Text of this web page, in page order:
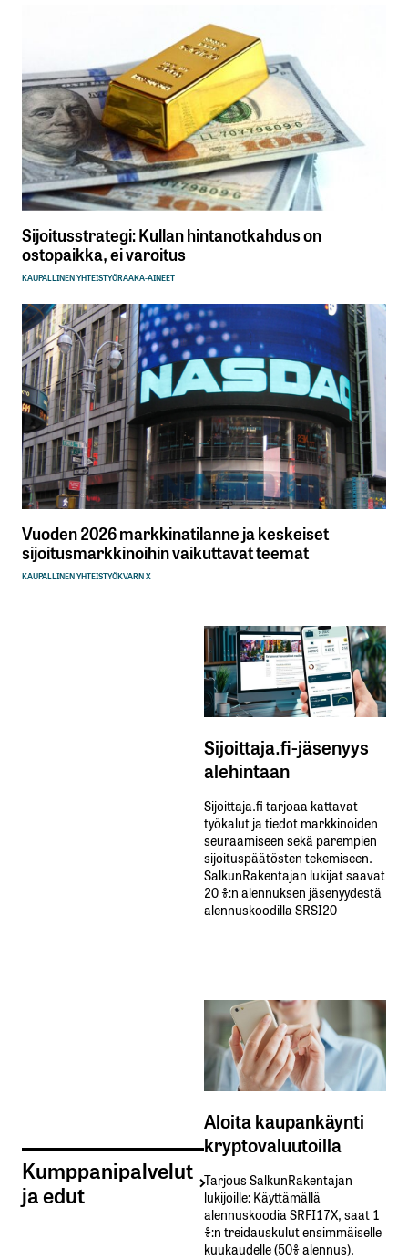
Sijoitusstrategi: Kullan hintanotkahdus on
ostopaikka, ei varoitus
KAUPALLINEN YHTEISTYÖRAAKA-AINEET
Vuoden 2026 markkinatilanne ja keskeiset
sijoitusmarkkinoihin vaikuttavat teemat
KAUPALLINEN YHTEISTYÖKVARN X
Kumppanipalvelut
ja edut
Sijoittaja.fi-jäsenyys
alehintaan
Sijoittaja.fi tarjoaa kattavat
työkalut ja tiedot markkinoiden
seuraamiseen sekä parempien
sijoituspäätösten tekemiseen.
SalkunRakentajan lukijat saavat
20 %:n alennuksen jäsenyydestä
alennuskoodilla SRSI20
Aloita kaupankäynti
kryptovaluutoilla
Tarjous SalkunRakentajan
lukijoille: Käyttämällä​ ​
alennuskoodia​ ​SRFI17X,​ ​saat​ ​1
%:n treidauskulut​ ​ensimmäiselle​ ​
kuukaudelle​ ​(50%​ ​alennus).